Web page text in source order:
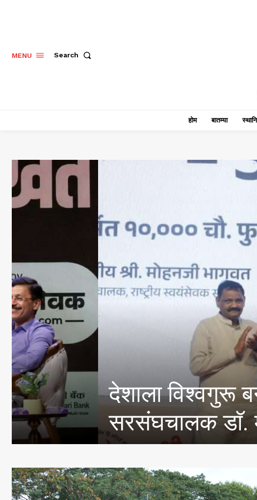
MENU Search
होम बातम्या
E20 पेट्रोल मधील
विपणन कंपन्यांनी केल्या